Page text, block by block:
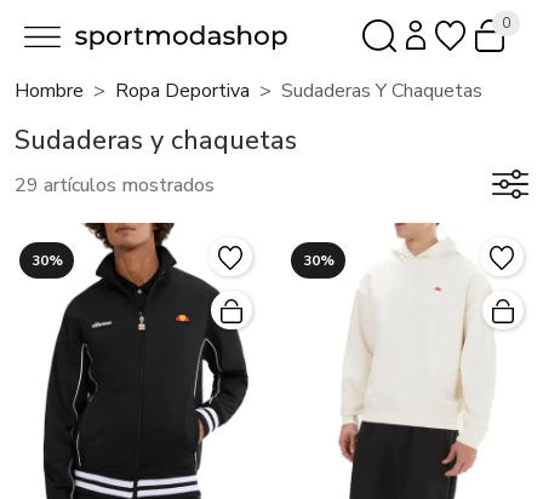
0
Hombre Ropa Deportiva Sudaderas Y Chaquetas
Sudaderas y chaquetas
29 artículos mostrados
30% 30%